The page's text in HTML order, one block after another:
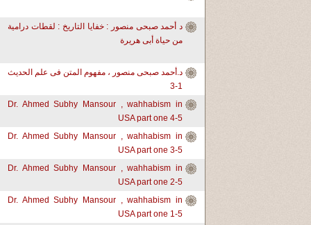
د أحمد صبحى منصور : خفايا التاريخ : لقطات درامية
من حياة أبى هريرة
د.أحمد صبحى منصور ، مفهوم المتن فى علم الحديث
1-3
Dr. Ahmed Subhy Mansour , wahhabism in
USA part one 4-5
Dr. Ahmed Subhy Mansour , wahhabism in
USA part one 3-5
Dr. Ahmed Subhy Mansour , wahhabism in
USA part one 2-5
Dr. Ahmed Subhy Mansour , wahhabism in
USA part one 1-5